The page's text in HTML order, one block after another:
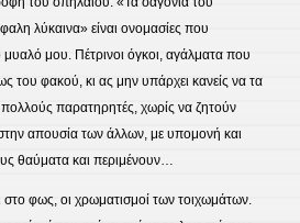
λύκαινα» είναι ονομασίες που
μυαλό μου. Πέτρινοι όγκοι, αγάλματα που
του φακού, κι ας μην υπάρχει κανείς να τα
πολλούς παρατηρητές, χωρίς να ζητούν
απουσία των άλλων, με υπομονή και
θαύματα και περιμένουν…
στο φως, οι χρωματισμοί των τοιχωμάτων.